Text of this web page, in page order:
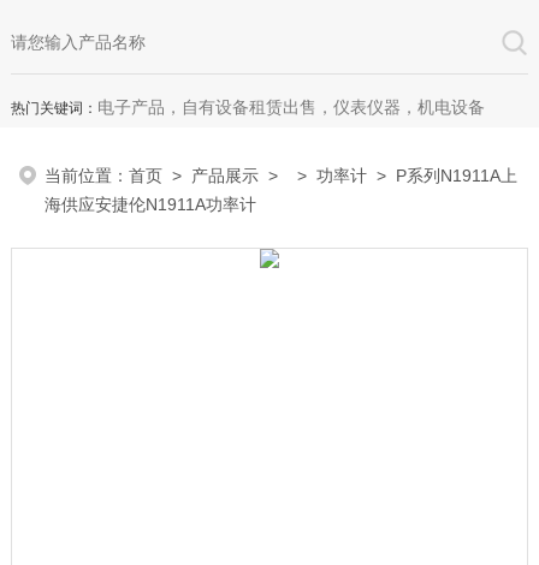
热门关键词： 电子产品，自有设备租赁出售，仪表仪器，机电设备
当前位置：首页 > 产品展示 > >功率计 > P系列N1911A上
海供应安捷伦N1911A功率计